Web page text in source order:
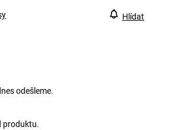
Hlídat
odešleme.
produktu.